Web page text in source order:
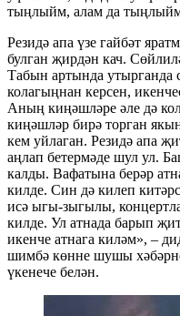
тыңлыйм, алам да
Резидә апа үзе гайбәт
булган җирдән кач.
Табын артында утырганда
колагыңнан керсен,
Аның киңәшләре әле дә
киңәшләр бирә торган
кем уйлаган. Резидә апа
аңлап бетермәде шул ул.
калды. Вафатына берәр
килде. Син дә килеп
исә ыгы-зыгылы,
килде. Ул атнада барып
икенче атнага киләм», –
шимбә көнне шушы
үкенече белән.